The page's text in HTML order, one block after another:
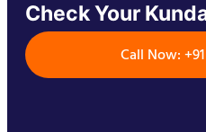
Check Your
Call Now: